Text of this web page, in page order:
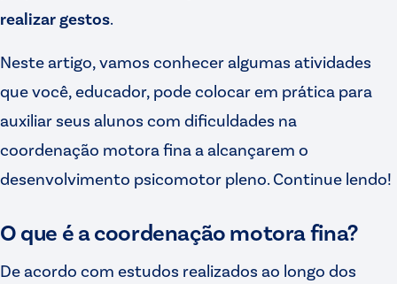
realizar gestos
Neste artigo, vamos conhecer algumas atividades
que você, educador, pode colocar em prática para
auxiliar seus alunos com dificuldades na
coordenação motora fina a alcançarem o
desenvolvimento psicomotor pleno. Continue lendo!
O que é a coordenação motora fina?
De acordo com estudos realizados ao longo dos